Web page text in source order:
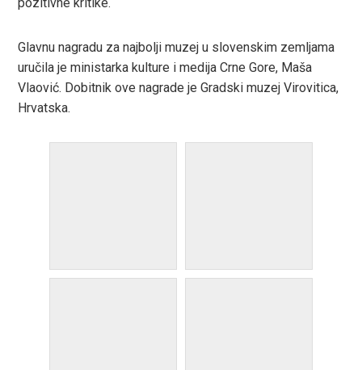
Glavnu nagradu za najbolji muzej u slovenskim zemljama
uručila je ministarka kulture i medija Crne Gore, Maša
Vlaović. Dobitnik ove nagrade je Gradski muzej Virovitica,
Hrvatska.